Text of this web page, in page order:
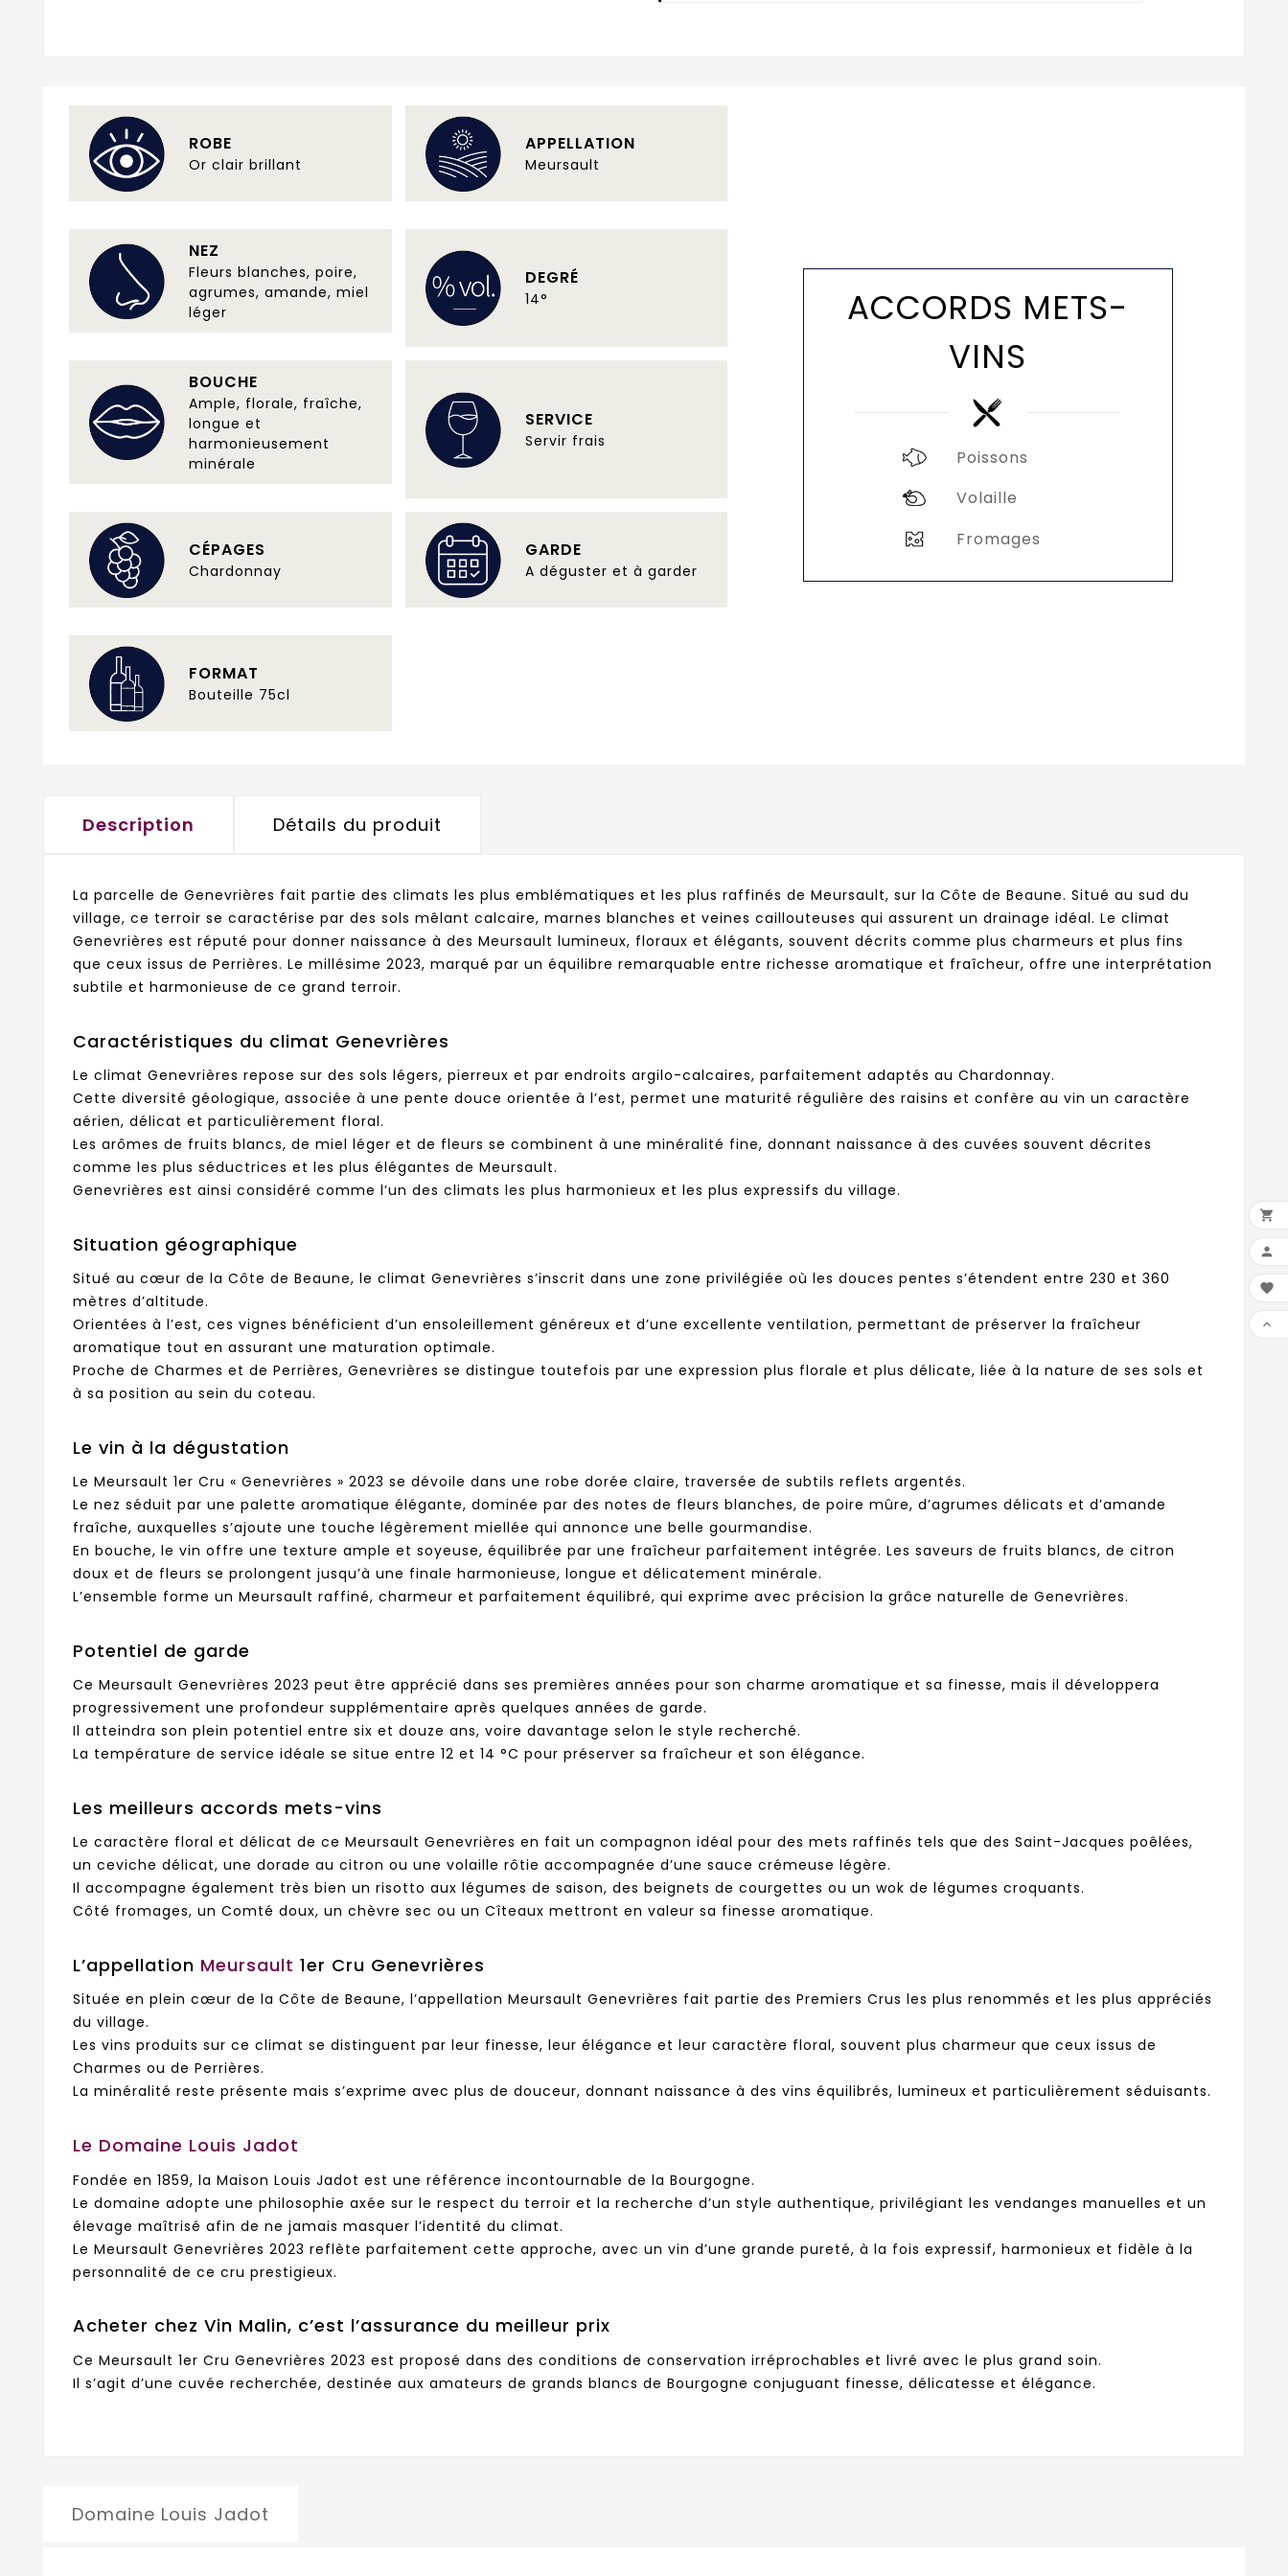
ROBE
Or clair brillant
APPELLATION
Meursault
NEZ
Fleurs blanches, poire,
agrumes, amande, miel
léger
DEGRÉ
14°
BOUCHE
Ample, florale, fraîche,
longue et
harmonieusement
minérale
SERVICE
Servir frais
CÉPAGES
Chardonnay
GARDE
A déguster et à garder
FORMAT
Bouteille 75cl
ACCORDS METS-
VINS
Poissons
Volaille
Fromages
Description Détails du produit
La parcelle de Genevrières fait partie des climats les plus emblématiques et les plus raffinés de Meursault, sur la Côte de Beaune. Situé au sud du
village, ce terroir se caractérise par des sols mêlant calcaire, marnes blanches et veines caillouteuses qui assurent un drainage idéal. Le climat
Genevrières est réputé pour donner naissance à des Meursault lumineux, floraux et élégants, souvent décrits comme plus charmeurs et plus fins
que ceux issus de Perrières. Le millésime 2023, marqué par un équilibre remarquable entre richesse aromatique et fraîcheur, offre une interprétation
subtile et harmonieuse de ce grand terroir.
Caractéristiques du climat Genevrières
Le climat Genevrières repose sur des sols légers, pierreux et par endroits argilo-calcaires, parfaitement adaptés au Chardonnay.
Cette diversité géologique, associée à une pente douce orientée à l’est, permet une maturité régulière des raisins et confère au vin un caractère
aérien, délicat et particulièrement floral.
Les arômes de fruits blancs, de miel léger et de fleurs se combinent à une minéralité fine, donnant naissance à des cuvées souvent décrites
comme les plus séductrices et les plus élégantes de Meursault.
Genevrières est ainsi considéré comme l’un des climats les plus harmonieux et les plus expressifs du village.
Situation géographique
Situé au cœur de la Côte de Beaune, le climat Genevrières s’inscrit dans une zone privilégiée où les douces pentes s’étendent entre 230 et 360
mètres d’altitude.
Orientées à l’est, ces vignes bénéficient d’un ensoleillement généreux et d’une excellente ventilation, permettant de préserver la fraîcheur
aromatique tout en assurant une maturation optimale.
Proche de Charmes et de Perrières, Genevrières se distingue toutefois par une expression plus florale et plus délicate, liée à la nature de ses sols et
à sa position au sein du coteau.
Le vin à la dégustation
Le Meursault 1er Cru « Genevrières » 2023 se dévoile dans une robe dorée claire, traversée de subtils reflets argentés.
Le nez séduit par une palette aromatique élégante, dominée par des notes de fleurs blanches, de poire mûre, d’agrumes délicats et d’amande
fraîche, auxquelles s’ajoute une touche légèrement miellée qui annonce une belle gourmandise.
En bouche, le vin offre une texture ample et soyeuse, équilibrée par une fraîcheur parfaitement intégrée. Les saveurs de fruits blancs, de citron
doux et de fleurs se prolongent jusqu’à une finale harmonieuse, longue et délicatement minérale.
L’ensemble forme un Meursault raffiné, charmeur et parfaitement équilibré, qui exprime avec précision la grâce naturelle de Genevrières.
Potentiel de garde
Ce Meursault Genevrières 2023 peut être apprécié dans ses premières années pour son charme aromatique et sa finesse, mais il développera
progressivement une profondeur supplémentaire après quelques années de garde.
Il atteindra son plein potentiel entre six et douze ans, voire davantage selon le style recherché.
La température de service idéale se situe entre 12 et 14 °C pour préserver sa fraîcheur et son élégance.
Les meilleurs accords mets-vins
Le caractère floral et délicat de ce Meursault Genevrières en fait un compagnon idéal pour des mets raffinés tels que des Saint-Jacques poêlées,
un ceviche délicat, une dorade au citron ou une volaille rôtie accompagnée d’une sauce crémeuse légère.
Il accompagne également très bien un risotto aux légumes de saison, des beignets de courgettes ou un wok de légumes croquants.
Côté fromages, un Comté doux, un chèvre sec ou un Cîteaux mettront en valeur sa finesse aromatique.
L’appellation Meursault 1er Cru Genevrières
Située en plein cœur de la Côte de Beaune, l’appellation Meursault Genevrières fait partie des Premiers Crus les plus renommés et les plus appréciés
du village.
Les vins produits sur ce climat se distinguent par leur finesse, leur élégance et leur caractère floral, souvent plus charmeur que ceux issus de
Charmes ou de Perrières.
La minéralité reste présente mais s’exprime avec plus de douceur, donnant naissance à des vins équilibrés, lumineux et particulièrement séduisants.
Le Domaine Louis Jadot
Fondée en 1859, la Maison Louis Jadot est une référence incontournable de la Bourgogne.
Le domaine adopte une philosophie axée sur le respect du terroir et la recherche d’un style authentique, privilégiant les vendanges manuelles et un
élevage maîtrisé afin de ne jamais masquer l’identité du climat.
Le Meursault Genevrières 2023 reflète parfaitement cette approche, avec un vin d’une grande pureté, à la fois expressif, harmonieux et fidèle à la
personnalité de ce cru prestigieux.
Acheter chez Vin Malin, c’est l’assurance du meilleur prix
Ce Meursault 1er Cru Genevrières 2023 est proposé dans des conditions de conservation irréprochables et livré avec le plus grand soin.
Il s’agit d’une cuvée recherchée, destinée aux amateurs de grands blancs de Bourgogne conjuguant finesse, délicatesse et élégance.
Domaine Louis Jadot



